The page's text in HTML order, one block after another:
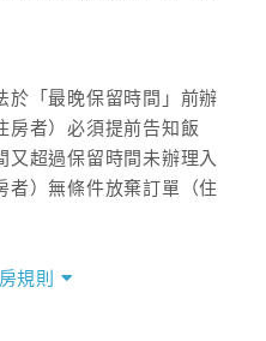
於「最晚保留時間」前辦
房者）必須提前告知飯
又超過保留時間未辦理入
者）無條件放棄訂單（住
規則